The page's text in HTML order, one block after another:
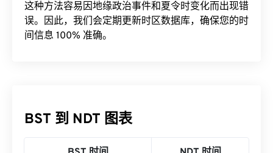
这种方法容易因地缘政治事件和夏令时变化而出现错
误。因此，我们会定期更新时区数据库，确保您的时
间信息 100% 准确。
BST 到 NDT 图表